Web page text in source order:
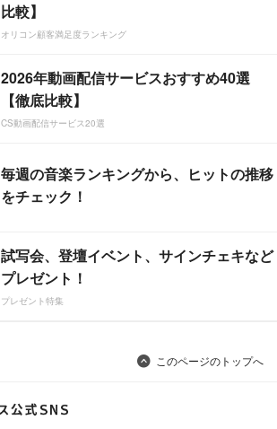
比較】
オリコン顧客満足度ランキング
2026年動画配信サービスおすすめ40選
【徹底比較】
CS動画配信サービス20選
毎週の音楽ランキングから、ヒットの推移
をチェック！
試写会、登壇イベント、サインチェキなど
プレゼント！
プレゼント特集
このページのトップへ